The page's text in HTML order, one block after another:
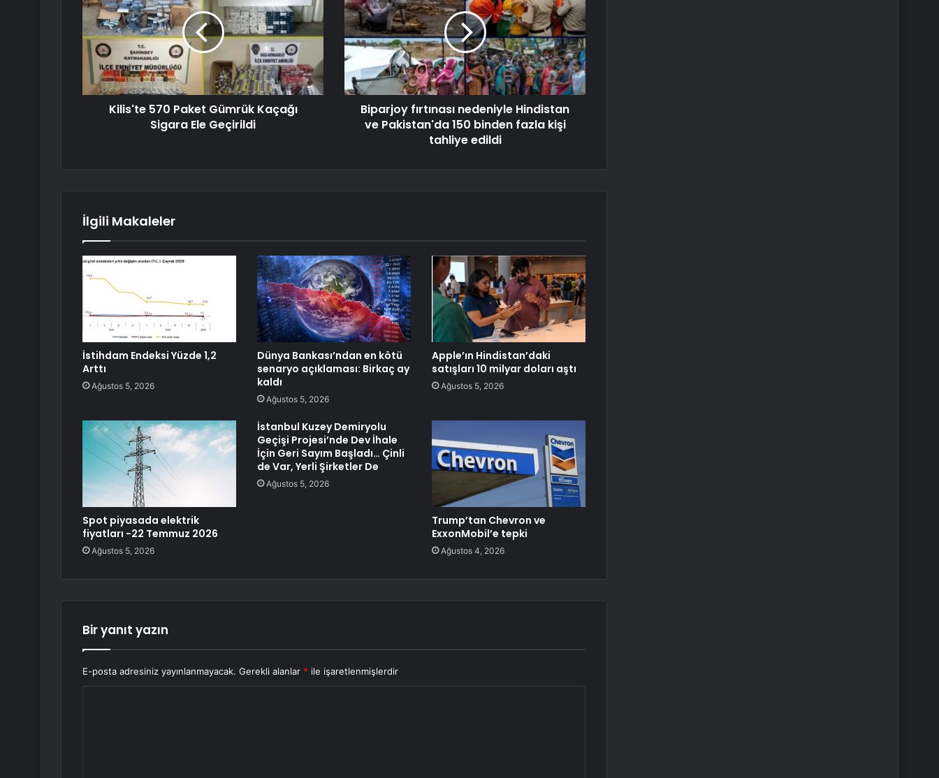
Kilis'te 570 Paket Gümrük Kaçağı
Sigara Ele Geçirildi
Biparjoy fırtınası nedeniyle Hindistan
ve Pakistan'da 150 binden fazla kişi
tahliye edildi
İlgili Makaleler
İstihdam Endeksi Yüzde 1,2
Arttı
Ağustos 5, 2026
Dünya Bankası’ndan en kötü
senaryo açıklaması: Birkaç ay
kaldı
Ağustos 5, 2026
Apple’ın Hindistan’daki
satışları 10 milyar doları aştı
Ağustos 5, 2026
Spot piyasada elektrik
fiyatları -22 Temmuz 2026
Ağustos 5, 2026
İstanbul Kuzey Demiryolu
Geçişi Projesi’nde Dev İhale
İçin Geri Sayım Başladı… Çinli
de Var, Yerli Şirketler De
Ağustos 5, 2026
Trump’tan Chevron ve
ExxonMobil’e tepki
Ağustos 4, 2026
Bir yanıt yazın
E-posta adresiniz yayınlanmayacak. Gerekli alanlar * ile işaretlenmişlerdir